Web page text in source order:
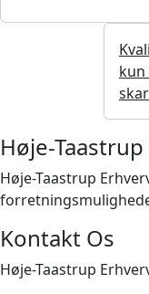
kun
Høje-
Høje-Taastrup
Kontakt Os
Høje-Taastrup